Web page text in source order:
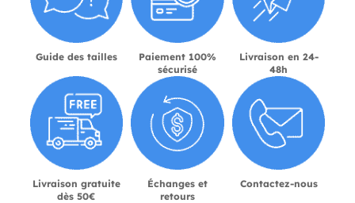
Guide des tailles
Paiement 100%
sécurisé
Livraison en 24-
48h
Livraison gratuite
dès 50€
Échanges et
retours
Contactez-nous